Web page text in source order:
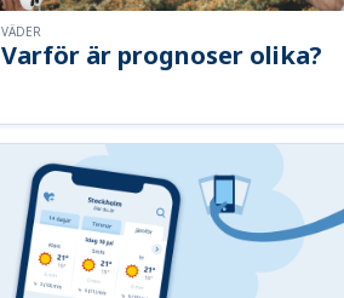
Varför är prognoser olika?
VÄDER